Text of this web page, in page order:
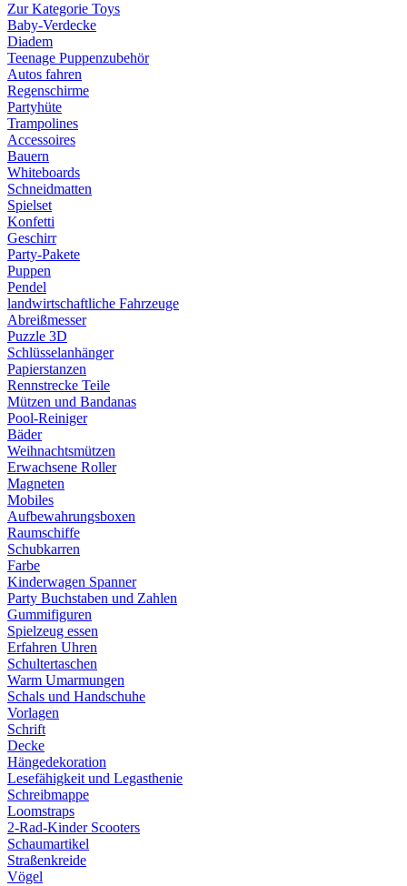
Zur Kategorie Toys
Baby-Verdecke
Diadem
Teenage Puppenzubehör
Autos fahren
Regenschirme
Partyhüte
Trampolines
Accessoires
Bauern
Whiteboards
Schneidmatten
Spielset
Konfetti
Geschirr
Party-Pakete
Puppen
Pendel
landwirtschaftliche Fahrzeuge
Abreißmesser
Puzzle 3D
Schlüsselanhänger
Papierstanzen
Rennstrecke Teile
Mützen und Bandanas
Pool-Reiniger
Bäder
Weihnachtsmützen
Erwachsene Roller
Magneten
Mobiles
Aufbewahrungsboxen
Raumschiffe
Schubkarren
Farbe
Kinderwagen Spanner
Party Buchstaben und Zahlen
Gummifiguren
Spielzeug essen
Erfahren Uhren
Schultertaschen
Warm Umarmungen
Schals und Handschuhe
Vorlagen
Schrift
Decke
Hängedekoration
Lesefähigkeit und Legasthenie
Schreibmappe
Loomstraps
2-Rad-Kinder Scooters
Schaumartikel
Straßenkreide
Vögel